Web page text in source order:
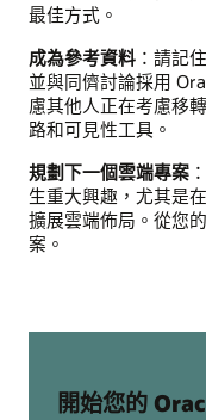
最佳方式。
成為參考資料 ：請記
並與同儕討論採用
慮其他人正在考慮移
路和可見性工具。
規劃下一個雲端專案
生重大興趣，尤其是
擴展雲端佈局。從您
案。
開始您的